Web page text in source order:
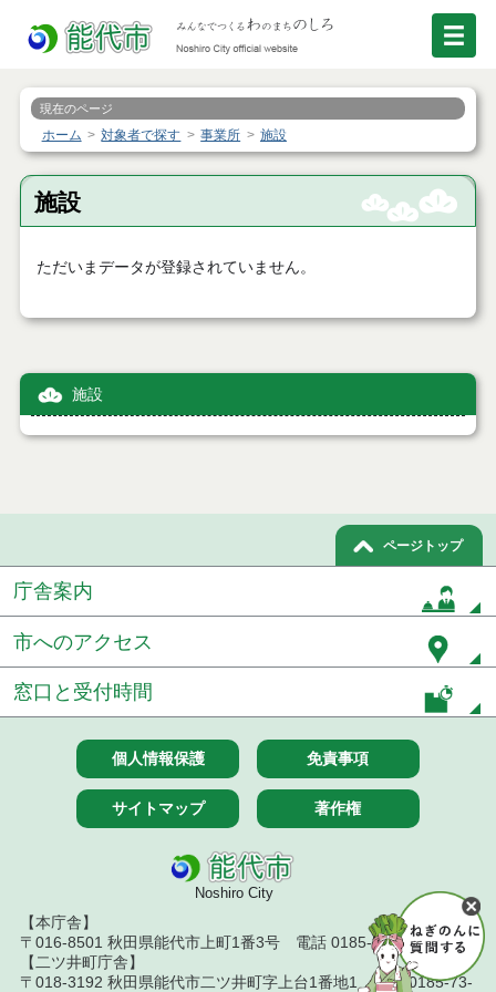
現在のページ
ホーム 対象者で探す 事業所 施設
施設
ただいまデータが登録されていません。
施設
ページトップ
庁舎案内
市へのアクセス
窓口と受付時間
個人情報保護 免責事項
サイトマップ 著作権
Noshiro City
【本庁舎】
〒016-8501 秋田県能代市上町1番3号 電話 0185-52-2111
【二ツ井町庁舎】
〒018-3192 秋田県能代市二ツ井町字上台1番地1 電話 0185-73-